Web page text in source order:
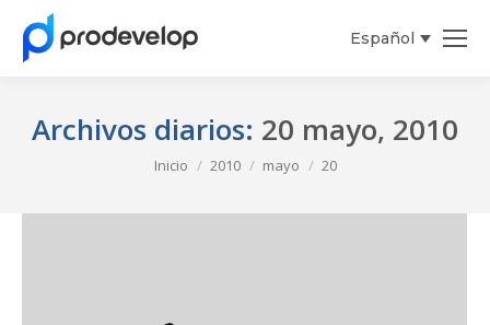
Español
Archivos diarios: 20 mayo, 2010
Inicio 2010 mayo 20